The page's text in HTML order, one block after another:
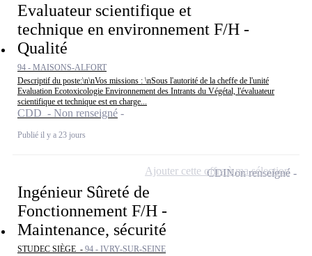
Evaluateur scientifique et
technique en environnement F/H -
Qualité
94 - MAISONS-ALFORT
Descriptif du poste:\n\nVos missions : \nSous l'autorité de la cheffe de l'unité
Evaluation Ecotoxicologie Environnement des Intrants du Végétal, l'évaluateur
scientifique et technique est en charge...
CDD - Non renseigné
Publié il y a 23 jours
Ingénieur Sûreté de
Fonctionnement F/H -
Maintenance, sécurité
STUDEC SIÈGE - 94 - IVRY-SUR-SEINE
CDINon renseigné
Ajouter cette offre à ma sélection